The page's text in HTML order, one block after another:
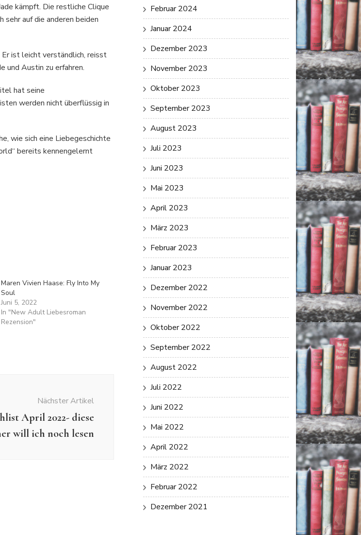
kämpft. Die restliche Clique
sehr auf die anderen beiden
ist leicht verständlich, reisst
und Austin zu erfahren.
hat seine
werden nicht überflüssig in
wie sich eine Liebegeschichte
bereits kennengelernt
Maren Vivien Haase: Fly Into My
Soul
Juni 5, 2022
In "New Adult Liebesroman
Rezension"
Nächster Artikel
April 2022- diese
will ich noch lesen
Februar 2024
Januar 2024
Dezember 2023
November 2023
Oktober 2023
September 2023
August 2023
Juli 2023
Juni 2023
Mai 2023
April 2023
März 2023
Februar 2023
Januar 2023
Dezember 2022
November 2022
Oktober 2022
September 2022
August 2022
Juli 2022
Juni 2022
Mai 2022
April 2022
März 2022
Februar 2022
Dezember 2021